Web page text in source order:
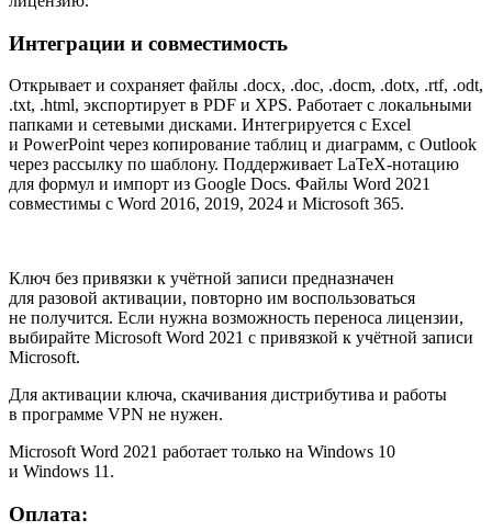
Интеграции и совместимость
Открывает и сохраняет файлы .docx, .doc, .docm, .dotx, .rtf, .odt,
.txt, .html, экспортирует в PDF и XPS. Работает с локальными
папками и сетевыми дисками. Интегрируется с Excel
и PowerPoint через копирование таблиц и диаграмм, с Outlook
через рассылку по шаблону. Поддерживает LaTeX-нотацию
для формул и импорт из Google Docs. Файлы Word 2021
совместимы с Word 2016, 2019, 2024 и Microsoft 365.
Ключ без привязки к учётной записи предназначен
для разовой активации, повторно им воспользоваться
не получится. Если нужна возможность переноса лицензии,
выбирайте Microsoft Word 2021 с привязкой к учётной записи
Microsoft.
Для активации ключа, скачивания дистрибутива и работы
в программе VPN не нужен.
Microsoft Word 2021 работает только на Windows 10
и Windows 11.
Оплата: